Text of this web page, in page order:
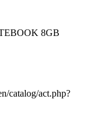
8GB
catalog/act.php?